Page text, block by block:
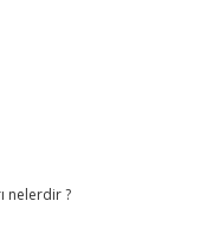
nelerdir ?